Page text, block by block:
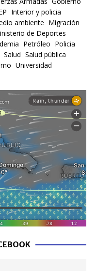
Interior y policia
ambiente Migración
de Deportes
Petróleo Policia
Salud Salud pública
Universidad